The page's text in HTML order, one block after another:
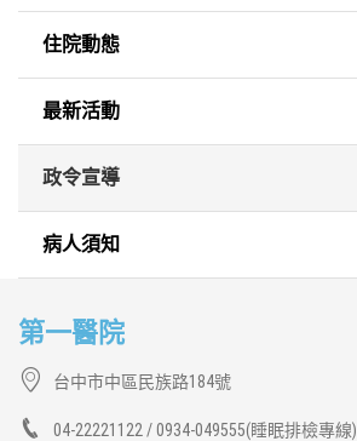
住院動態
最新活動
政令宣導
病人須知
第一醫院
台中市中區民族路184號
04-22221122 / 0934-049555(睡眠排檢專線)